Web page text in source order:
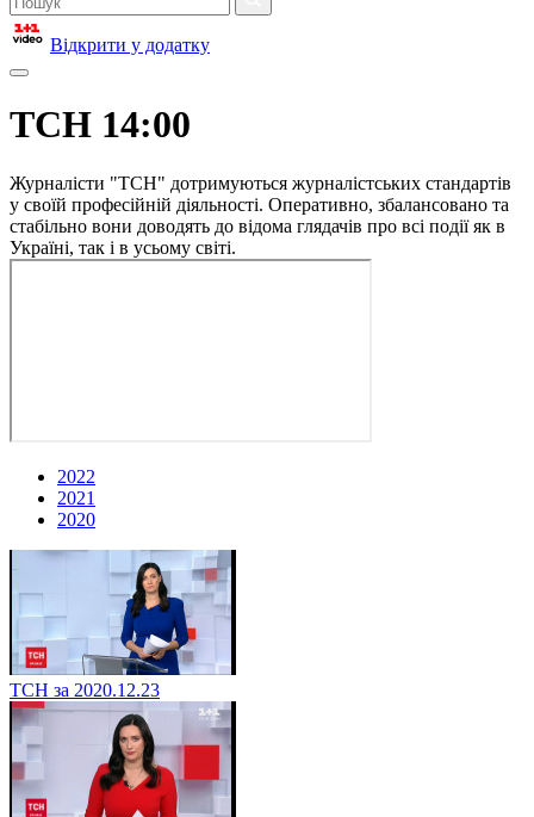
Відкрити у додатку
ТСН 14:00
Журналісти "ТСН" дотримуються журналістських стандартів
у своїй професійній діяльності. Оперативно, збалансовано та
стабільно вони доводять до відома глядачів про всі події як в
Україні, так і в усьому світі.
2022
2021
2020
ТСН за 2020.12.23